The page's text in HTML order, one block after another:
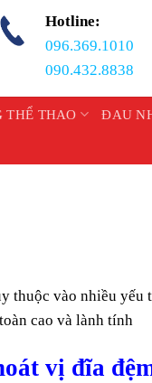
Hotline:
096.369.1010
090.432.8838
THỂ THAO ĐAU
thuộc vào nhiều yếu
cao và lành tính
vị đĩa